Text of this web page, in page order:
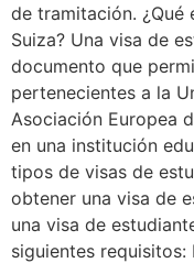
de tramitación. ¿Qué
Suiza? Una visa de
documento que
pertenecientes a la
Asociación Europea
en una institución
tipos de visas de
obtener una visa de
una visa de
siguientes